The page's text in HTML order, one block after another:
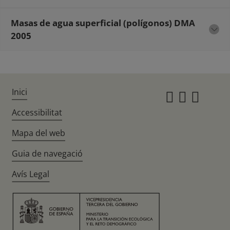
Masas de agua superficial (polígonos) DMA
2005
Inici
Accessibilitat
Mapa del web
Guia de navegació
Avís Legal